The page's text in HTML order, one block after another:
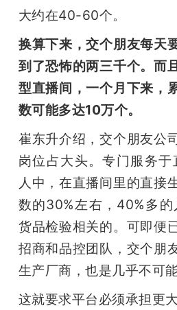
大约在40-60个。
换算下来，交个朋友每天
到了恐怖的两三千个。而
型直播间，一个月下来，
数可能多达10万个。
崔东升介绍，交个朋友公
岗位占大头。专门服务
人中，在直播间里的直接
数的30%左右，40%多
货品检验相关的。可即便
招商和品控团队，交个朋
生产厂商，也是几乎不可能
这就要求平台必须承担更大